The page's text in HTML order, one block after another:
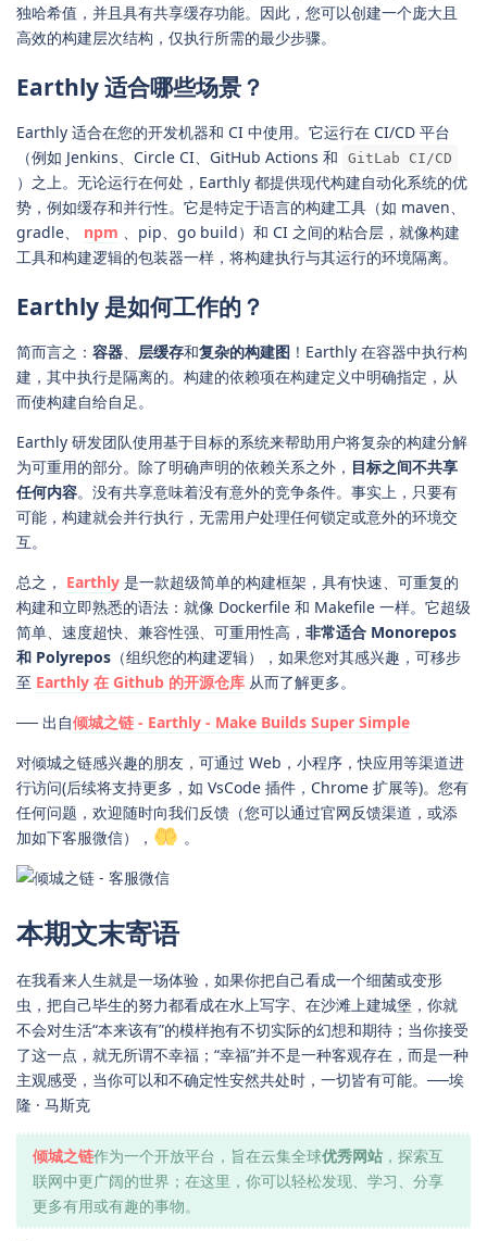
独哈希值，并且具有共享缓存功能。因此，您可以创建一个庞大且
高效的构建层次结构，仅执行所需的最少步骤。
Earthly 适合哪些场景？
Earthly 适合在您的开发机器和 CI 中使用。它运行在 CI/CD 平台
（例如 Jenkins、Circle CI、GitHub Actions 和
GitLab CI/CD
）之上。无论运行在何处，Earthly 都提供现代构建自动化系统的优
势，例如缓存和并行性。它是特定于语言的构建工具（如 maven、
gradle、 npm 、pip、go build）和 CI 之间的粘合层，就像构建
工具和构建逻辑的包装器一样，将构建执行与其运行的环境隔离。
Earthly 是如何工作的？
简而言之： 容器 层缓存和复杂的构建图 ！Earthly 在容器中执行构
建，其中执行是隔离的。构建的依赖项在构建定义中明确指定，从
而使构建自给自足。
Earthly 研发团队使用基于目标的系统来帮助用户将复杂的构建分解
为可重用的部分。除了明确声明的依赖关系之外， 目标之间不共享
任何内容。没有共享意味着没有意外的竞争条件。事实上，只要有
可能，构建就会并行执行，无需用户处理任何锁定或意外的环境交
互。
总之， Earthly 是一款超级简单的构建框架，具有快速、可重复的
构建和立即熟悉的语法：就像 Dockerfile 和 Makefile 一样。它超级
简单、速度超快、兼容性强、可重用性高， 非常适合 Monorepos
和 Polyrepos （组织您的构建逻辑），如果您对其感兴趣，可移步
至 Earthly 在 Github 的开源仓库 从而了解更多。
── 出自倾城之链 - Earthly - Make Builds Super Simple
对倾城之链感兴趣的朋友，可通过 Web，小程序，快应用等渠道进
行访问(后续将支持更多，如 VsCode 插件，Chrome 扩展等)。您有
任何问题，欢迎随时向我们反馈（您可以通过官网反馈渠道，或添
加如下客服微信），
。
本期文末寄语
在我看来人生就是一场体验，如果你把自己看成一个细菌或变形
虫，把自己毕生的努力都看成在水上写字、在沙滩上建城堡，你就
不会对生活“本来该有”的模样抱有不切实际的幻想和期待；当你接受
了这一点，就无所谓不幸福；“幸福”并不是一种客观存在，而是一种
主观感受，当你可以和不确定性安然共处时，一切皆有可能。──埃
隆 · 马斯克
倾城之链作为一个开放平台，旨在云集全球优秀网站 ，探索互
联网中更广阔的世界；在这里，你可以轻松发现、学习、分享
更多有用或有趣的事物。